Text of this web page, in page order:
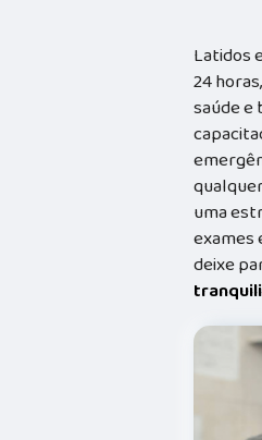
Latidos
24
saúde e
uma
exames
deixe